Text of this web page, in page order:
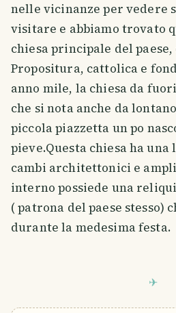
nelle vicinanze per vedere
visitare e abbiamo trovato
chiesa principale del
Propositura, cattolica e
anno mile, la chiesa da
che si nota anche da
piccola piazzetta un po
pieve.Questa chiesa ha
cambi architettonici e
interno possiede una
( patrona del paese stesso)
durante la medesima festa.